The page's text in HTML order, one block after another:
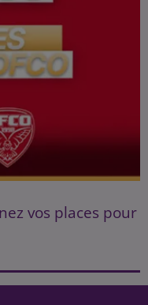
vos places pour